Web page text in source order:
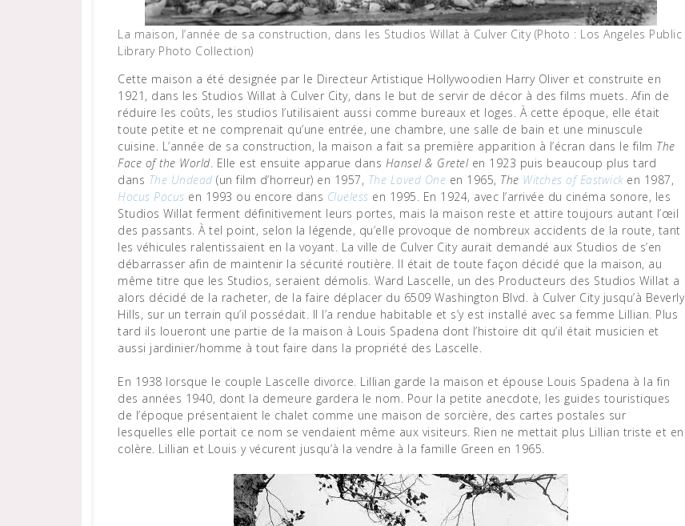
La maison, l’année de sa construction, dans les Studios Willat à Culver City (Photo : Los Angeles Public
Library Photo Collection)
Cette maison a été designée par le Directeur Artistique Hollywoodien Harry Oliver et construite en
1921, dans les Studios Willat à Culver City, dans le but de servir de décor à des films muets. Afin de
réduire les coûts, les studios l’utilisaient aussi comme bureaux et loges. À cette époque, elle était
toute petite et ne comprenait qu’une entrée, une chambre, une salle de bain et une minuscule
cuisine. L’année de sa construction, la maison a fait sa première apparition à l’écran dans le film The
Face of the World. Elle est ensuite apparue dans Hansel & Gretelen 1923 puis beaucoup plus tard
dans The Undead (un film d’horreur) en 1957, The Loved One en 1965, The Witches of Eastwicken 1987,
Hocus Pocus en 1993 ou encore dans Clueless en 1995. En 1924, avec l’arrivée du cinéma sonore, les
Studios Willat ferment définitivement leurs portes, mais la maison reste et attire toujours autant l’œil
des passants. À tel point, selon la légende, qu’elle provoque de nombreux accidents de la route, tant
les véhicules ralentissaient en la voyant. La ville de Culver City aurait demandé aux Studios de s’en
débarrasser afin de maintenir la sécurité routière. Il était de toute façon décidé que la maison, au
même titre que les Studios, seraient démolis. Ward Lascelle, un des Producteurs des Studios Willat a
alors décidé de la racheter, de la faire déplacer du 6509 Washington Blvd. à Culver City jusqu’à Beverly
Hills, sur un terrain qu’il possédait. Il l’a rendue habitable et s’y est installé avec sa femme Lillian. Plus
tard ils loueront une partie de la maison à Louis Spadena dont l’histoire dit qu’il était musicien et
aussi jardinier/homme à tout faire dans la propriété des Lascelle.
En 1938 lorsque le couple Lascelle divorce. Lillian garde la maison et épouse Louis Spadena à la fin
des années 1940, dont la demeure gardera le nom. Pour la petite anecdote, les guides touristiques
de l’époque présentaient le chalet comme une maison de sorcière, des cartes postales sur
lesquelles elle portait ce nom se vendaient même aux visiteurs. Rien ne mettait plus Lillian triste et en
colère. Lillian et Louis y vécurent jusqu’à la vendre à la famille Green en 1965.